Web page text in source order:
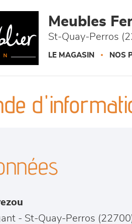
Meubles
St-Quay-Perros
LE MAGASIN NOS
- St-Quay-Perros (22700